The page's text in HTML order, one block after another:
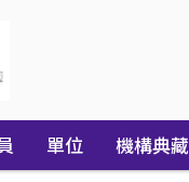
單位 機構典藏